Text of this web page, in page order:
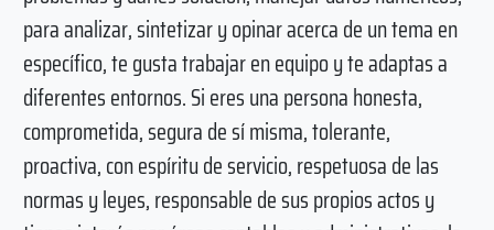
para analizar, sintetizar y opinar acerca de un tema en
específico, te gusta trabajar en equipo y te adaptas a
diferentes entornos. Si eres una persona honesta,
comprometida, segura de sí misma, tolerante,
proactiva, con espíritu de servicio, respetuosa de las
normas y leyes, responsable de sus propios actos y